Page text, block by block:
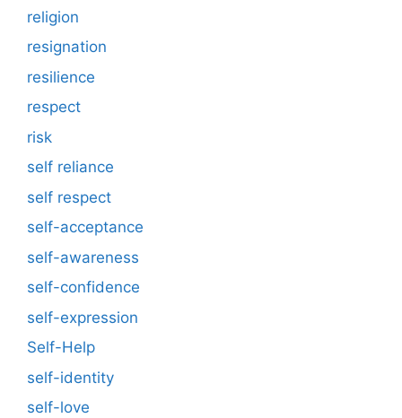
religion
resignation
resilience
respect
risk
self reliance
self respect
self-acceptance
self-awareness
self-confidence
self-expression
Self-Help
self-identity
self-love